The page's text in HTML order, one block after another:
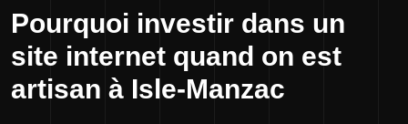
Pourquoi investir dans un
site internet quand on est
artisan à Isle-Manzac